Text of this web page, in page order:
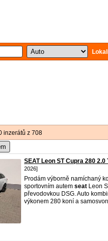
inzerátů z 708
SEAT Leon ST Cupra 280
2026]
Prodám výborně namíchaný
sportovním autem seat Leon
převodovkou DSG. Auto
výkonem 280 koní a